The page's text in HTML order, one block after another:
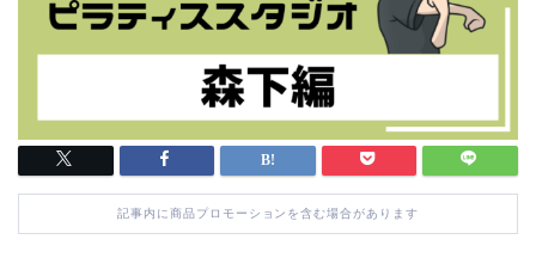
記事内に商品プロモーションを含む場合があります